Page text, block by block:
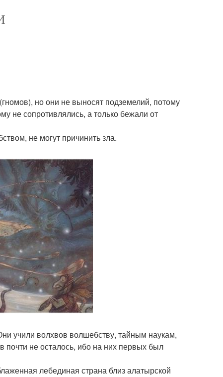
но они не выносят подземелий, потому
не сопротивлялись, а только бежали от
не могут причинить зла.
учили волхвов волшебству, тайным наукам,
не осталось, ибо на них первых был
лебединая страна близ алатырской